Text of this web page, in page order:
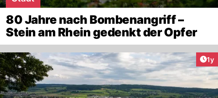
80 Jahre nach Bombenangriff –
Stein am Rhein gedenkt der Opfer
1y